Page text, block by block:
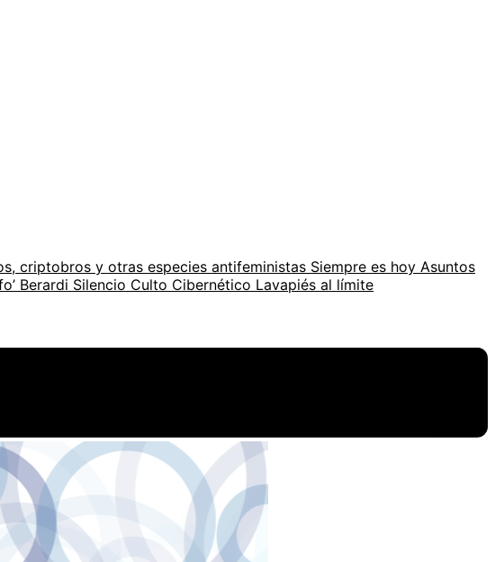
criptobros y otras especies antifeministas Siempre es hoy Asuntos
Berardi Silencio Culto Cibernético Lavapiés al límite